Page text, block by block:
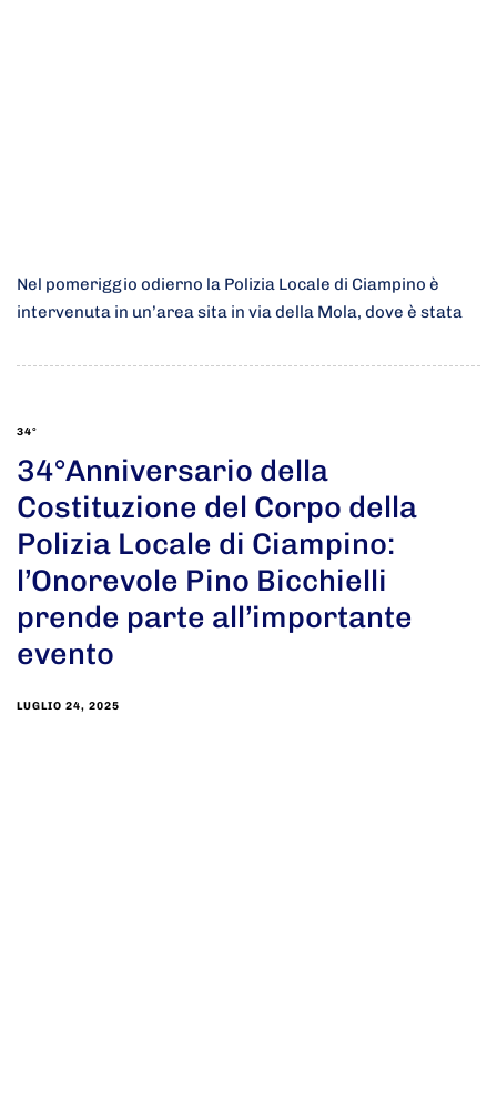
Nel pomeriggio odierno la Polizia Locale di Ciampino è
intervenuta in un’area sita in via della Mola, dove è stata
34°
34°Anniversario della
Costituzione del Corpo della
Polizia Locale di Ciampino:
l’Onorevole Pino Bicchielli
prende parte all’importante
evento
LUGLIO 24, 2025